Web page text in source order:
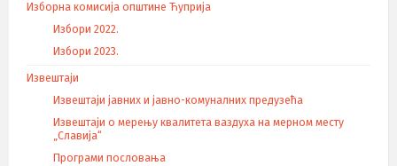
Изборна комисија општине Ћуприја
Избори 2022.
Избори 2023.
Извештаји
Извештаји јавних и јавно-комуналних предузећа
Извештаји о мерењу квалитета ваздуха на мерном месту
„Славија“
Програми пословања